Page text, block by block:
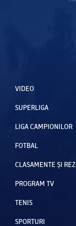
VIDEO
SUPERLIGA
LIGA CAMPIONILOR
FOTBAL
CLASAMENTE ȘI
PROGRAM TV
TENIS
SPORTURI